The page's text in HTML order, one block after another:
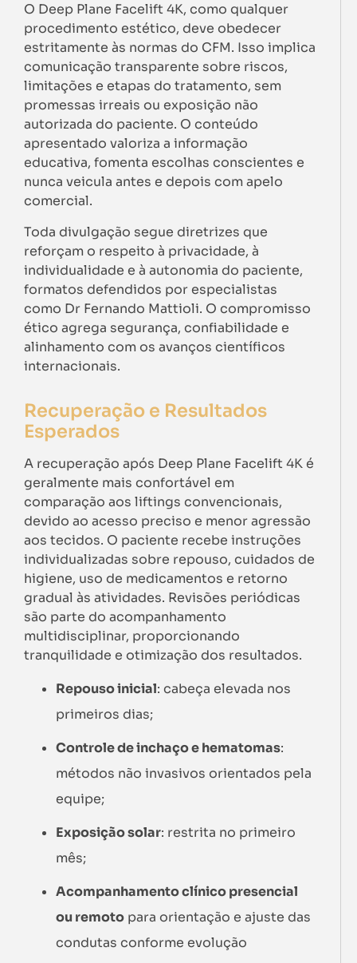
O Deep Plane Facelift 4K, como qualquer
procedimento estético, deve obedecer
estritamente às normas do CFM. Isso implica
comunicação transparente sobre riscos,
limitações e etapas do tratamento, sem
promessas irreais ou exposição não
autorizada do paciente. O conteúdo
apresentado valoriza a informação
educativa, fomenta escolhas conscientes e
nunca veicula antes e depois com apelo
comercial.
Toda divulgação segue diretrizes que
reforçam o respeito à privacidade, à
individualidade e à autonomia do paciente,
formatos defendidos por especialistas
como Dr Fernando Mattioli. O compromisso
ético agrega segurança, confiabilidade e
alinhamento com os avanços científicos
internacionais.
Recuperação e Resultados
Esperados
A recuperação após Deep Plane Facelift 4K é
geralmente mais confortável em
comparação aos liftings convencionais,
devido ao acesso preciso e menor agressão
aos tecidos. O paciente recebe instruções
individualizadas sobre repouso, cuidados de
higiene, uso de medicamentos e retorno
gradual às atividades. Revisões periódicas
são parte do acompanhamento
multidisciplinar, proporcionando
tranquilidade e otimização dos resultados.
Repouso inicial: cabeça elevada nos
primeiros dias;
Controle de inchaço e hematomas:
métodos não invasivos orientados pela
equipe;
Exposição solar: restrita no primeiro
mês;
Acompanhamento clínico presencial
ou remoto para orientação e ajuste das
condutas conforme evolução